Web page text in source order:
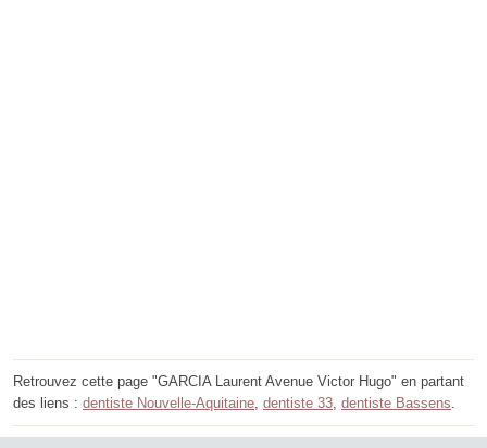
Retrouvez cette page "GARCIA Laurent Avenue Victor Hugo" en partant
des liens : dentiste Nouvelle-Aquitaine dentiste 33 dentiste Bassens